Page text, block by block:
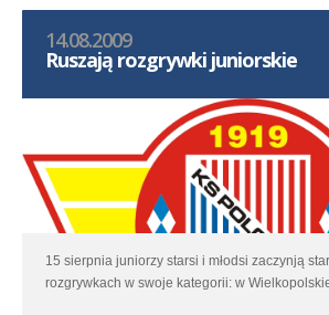
14.08.2009
Ruszają rozgrywki juniorskie
15 sierpnia juniorzy starsi i młodsi zaczynją
rozgrywkach w swoje kategorii: w